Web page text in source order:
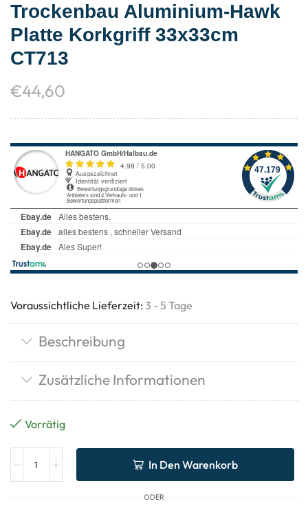
Trockenbau Aluminium-Hawk
Platte Korkgriff 33x33cm
CT713
€44,60
Voraussichtliche Lieferzeit: 3 - 5 Tage
Beschreibung
Zusätzliche Informationen
Vorrätig
In Den Warenkorb
ODER